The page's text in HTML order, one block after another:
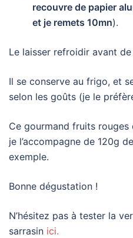
recouvre de papier
et je remets 10mn).
Le laisser refroidir avant de
Il se conserve au frigo, et
selon les goûts (je le
Ce gourmand fruits
je l’accompagne de 120g
exemple.
Bonne dégustation !
N’hésitez pas à tester la
sarrasin ici.